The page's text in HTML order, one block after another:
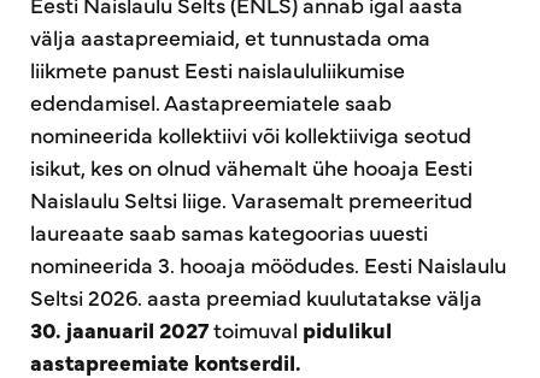
välja aastapreemiaid, et tunnustada oma
liikmete panust Eesti naislaululiikumise
edendamisel. Aastapreemiatele saab
nomineerida kollektiivi või kollektiiviga seotud
isikut, kes on olnud vähemalt ühe hooaja Eesti
Naislaulu Seltsi liige. Varasemalt premeeritud
laureaate saab samas kategoorias uuesti
nomineerida 3. hooaja möödudes. Eesti Naislaulu
Seltsi 2026. aasta preemiad kuulutatakse välja
30. jaanuaril 2027toimuval pidulikul
aastapreemiate kontserdil.